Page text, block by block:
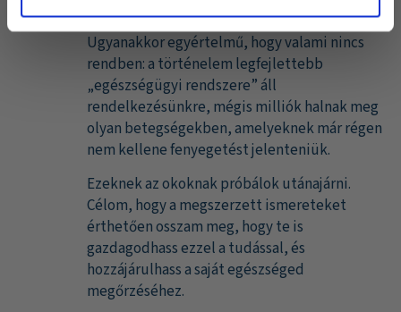
Ugyanakkor egyértelmű, hogy valami nincs
rendben: a történelem legfejlettebb
„egészségügyi rendszere” áll
rendelkezésünkre, mégis milliók halnak meg
olyan betegségekben, amelyeknek már régen
nem kellene fenyegetést jelenteniük.
Ezeknek az okoknak próbálok utánajárni.
Célom, hogy a megszerzett ismereteket
érthetően osszam meg, hogy te is
gazdagodhass ezzel a tudással, és
hozzájárulhass a saját egészséged
megőrzéséhez.